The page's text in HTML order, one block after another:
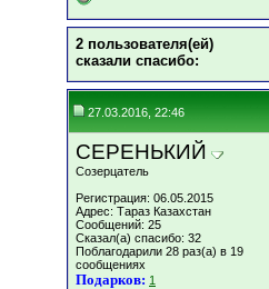
2 пользователя(ей)
сказали cпасибо:
27.03.2016, 22:46
СЕРЕНЬКИЙ
Созерцатель
Регистрация: 06.05.2015
Адрес: Тараз Казахстан
Сообщений: 25
Сказал(а) спасибо: 32
Поблагодарили 28 раз(а) в 19
сообщениях
Подарков: 1